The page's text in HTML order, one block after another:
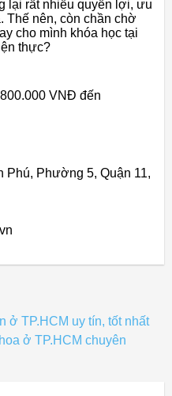
lại rất nhiều quyền lợi, ưu
Thế nên, còn chần chờ
cho mình khóa học tại
thực?
VNĐ đến
Phú, Phường 5, Quận 11,
ở TP.HCM uy tín, tốt nhất
ở TP.HCM chuyên